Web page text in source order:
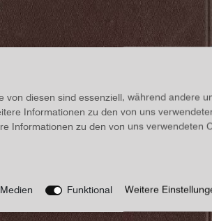
von diesen sind essenziell, während andere
Informationen zu den von uns
Informationen zu den von uns verwendeten
Funktional Weitere